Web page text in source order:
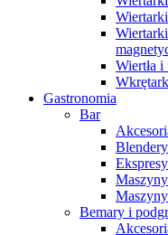
Wiertła
Gastronomia
Bar
Bemary i